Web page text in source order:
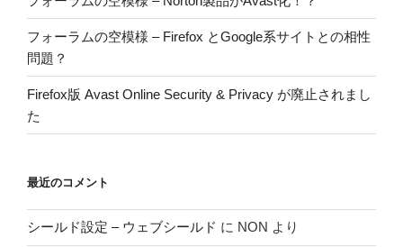
フォーラムの空模様 – Firefox とGoogle系サイトとの相性
問題？
Firefox版 Avast Online Security & Privacy が廃止されまし
た
最近のコメント
シールド設定 – ウェブシールド に NON より